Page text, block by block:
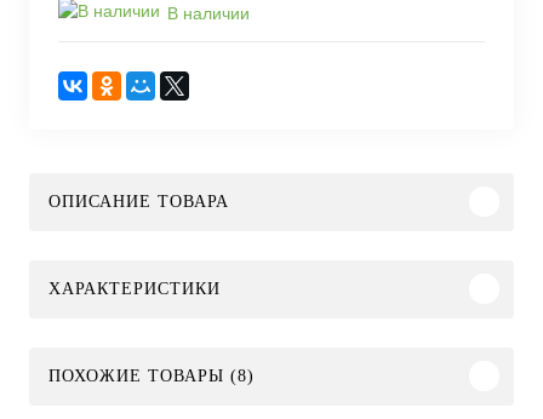
В наличии
ОПИСАНИЕ ТОВАРА
ХАРАКТЕРИСТИКИ
ПОХОЖИЕ ТОВАРЫ (8)